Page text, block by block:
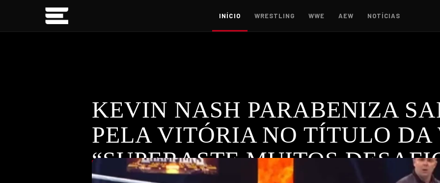
INÍCIO WRESTLING WWE AEW NOTÍCIAS
KEVIN NASH PARABENIZA
PELA VITÓRIA NO TÍTULO DA
“SUPERASTE MUITOS
Kevin Nash parabeniza Sami Zayn pela conquista do Undisputed WWE Championship,
título.
DESTAQUES